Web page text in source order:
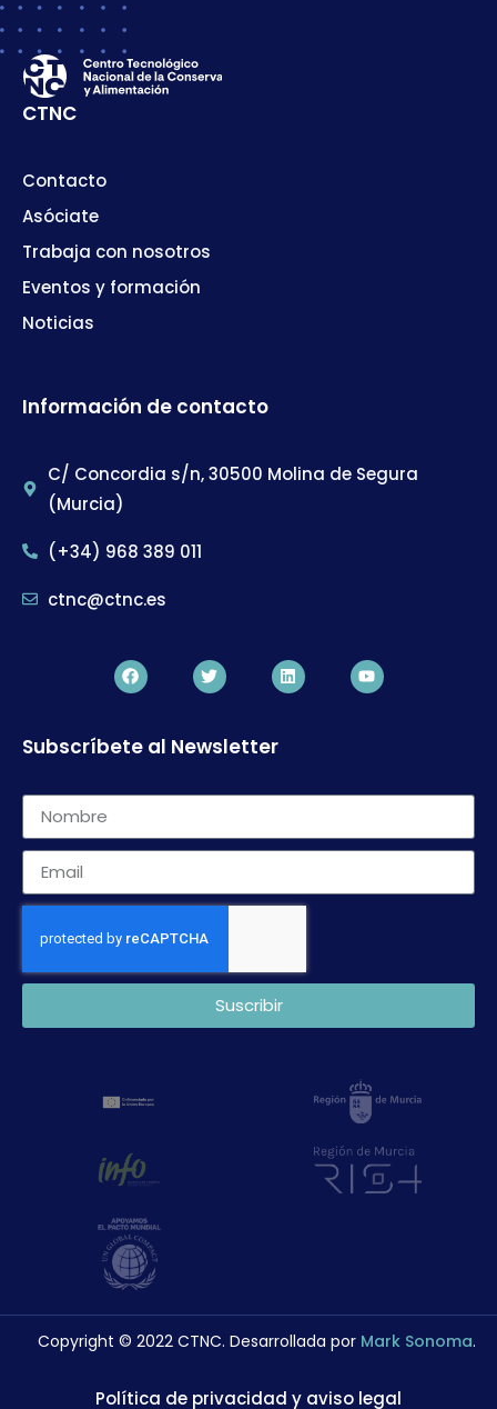
CTNC
Contacto
Asóciate
Trabaja con nosotros
Eventos y formación
Noticias
Información de contacto
C/ Concordia s/n, 30500 Molina de Segura
(Murcia)
(+34) 968 389 011
ctnc@ctnc.es
Subscríbete al Newsletter
Suscribir
Copyright © 2022 CTNC. Desarrollada por Mark Sonoma.
Política de privacidad y aviso legal